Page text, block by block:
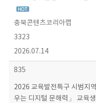
충북콘텐츠코리아랩
3323
2026.07.14
835
2026 교육발전특구 시범지
우는 디지털 문해력」 교육